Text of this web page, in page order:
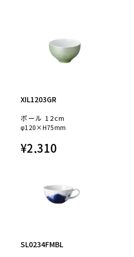
XIL1203GR
ボール 12cm
φ120×H75mm
¥2,310
SL0234FMBL